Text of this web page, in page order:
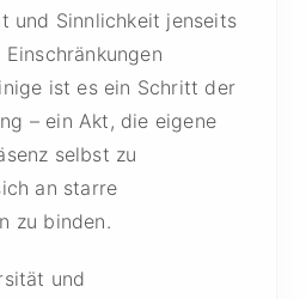
und Sinnlichkeit jenseits
ist es ein Schritt der
– ein Akt, die eigene
selbst zu
an starre
zu binden.
und